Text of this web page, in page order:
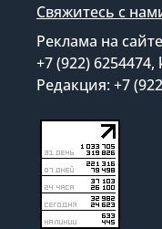
Свяжитесь с
Реклама на
+7 (922)
Редакция: +7